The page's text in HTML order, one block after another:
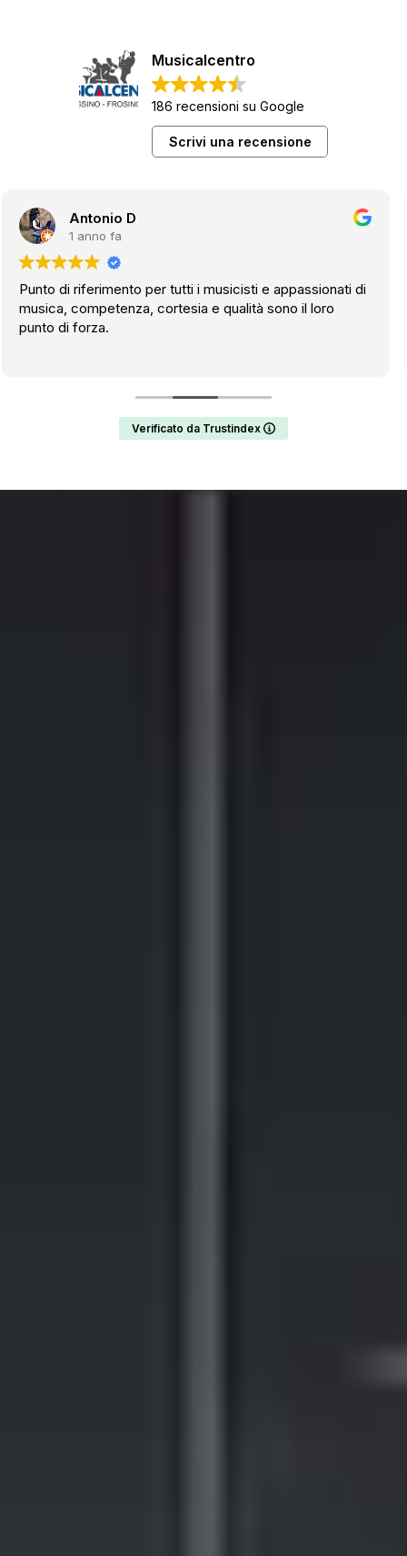
Musicalcentro
186 recensioni su Google
Scrivi una recensione
Giuseppe D
1 anno fa
Molto cortesi e disponibili hanno una soluzione per tutto.
Verificato da Trustindex